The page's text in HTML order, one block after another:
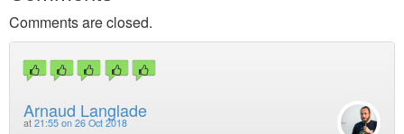
Comments are closed.
Arnaud Langlade
at 21:55 on 26 Oct 2018